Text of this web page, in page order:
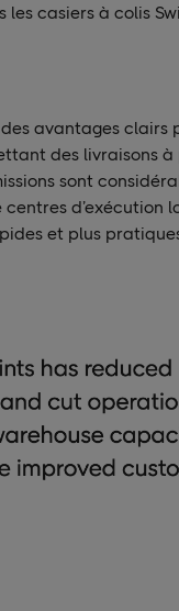
casiers à colis
avantages clairs
des livraisons
sont
d’exécution
et plus